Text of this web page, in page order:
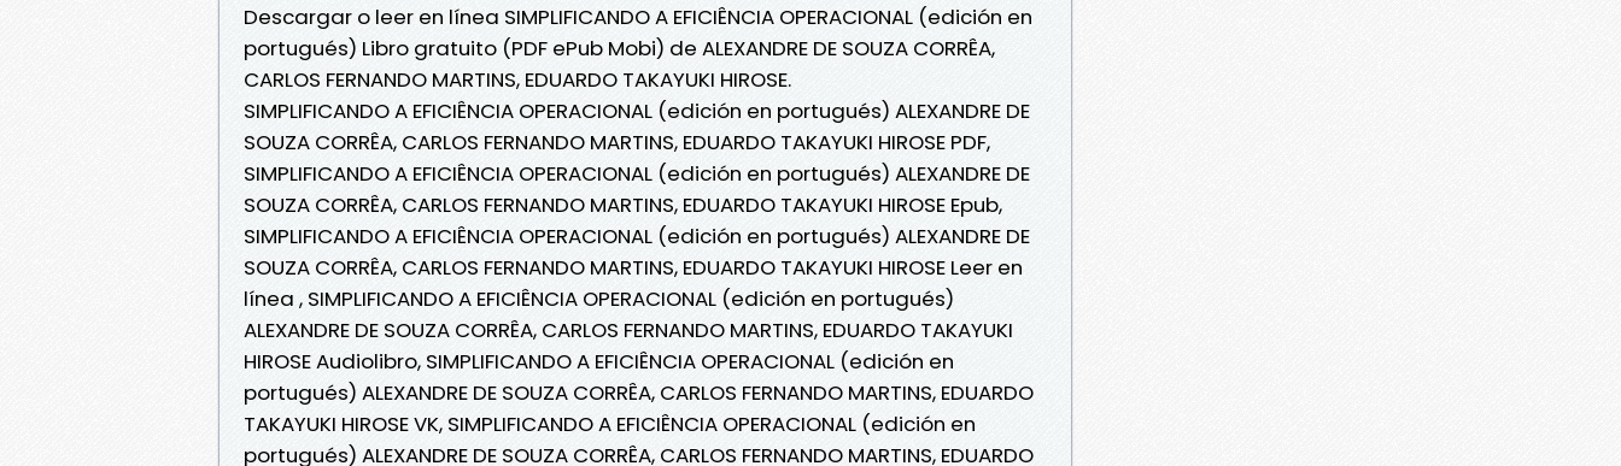
Descargar o leer en línea SIMPLIFICANDO A EFICIÊNCIA OPERACIONAL (edición en
portugués) Libro gratuito (PDF ePub Mobi) de ALEXANDRE DE SOUZA CORRÊA,
CARLOS FERNANDO MARTINS, EDUARDO TAKAYUKI HIROSE.
SIMPLIFICANDO A EFICIÊNCIA OPERACIONAL (edición en portugués) ALEXANDRE DE
SOUZA CORRÊA, CARLOS FERNANDO MARTINS, EDUARDO TAKAYUKI HIROSE PDF,
SIMPLIFICANDO A EFICIÊNCIA OPERACIONAL (edición en portugués) ALEXANDRE DE
SOUZA CORRÊA, CARLOS FERNANDO MARTINS, EDUARDO TAKAYUKI HIROSE Epub,
SIMPLIFICANDO A EFICIÊNCIA OPERACIONAL (edición en portugués) ALEXANDRE DE
SOUZA CORRÊA, CARLOS FERNANDO MARTINS, EDUARDO TAKAYUKI HIROSE Leer en
línea , SIMPLIFICANDO A EFICIÊNCIA OPERACIONAL (edición en portugués)
ALEXANDRE DE SOUZA CORRÊA, CARLOS FERNANDO MARTINS, EDUARDO TAKAYUKI
HIROSE Audiolibro, SIMPLIFICANDO A EFICIÊNCIA OPERACIONAL (edición en
portugués) ALEXANDRE DE SOUZA CORRÊA, CARLOS FERNANDO MARTINS, EDUARDO
TAKAYUKI HIROSE VK, SIMPLIFICANDO A EFICIÊNCIA OPERACIONAL (edición en
portugués) ALEXANDRE DE SOUZA CORRÊA, CARLOS FERNANDO MARTINS, EDUARDO